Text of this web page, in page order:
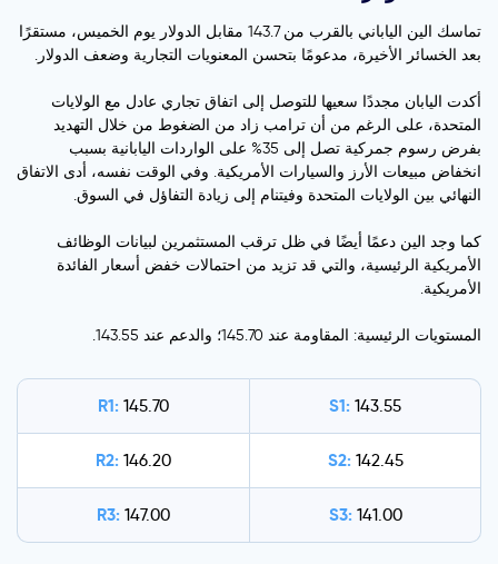
تماسك الين الياباني بالقرب من 143.7 مقابل الدولار يوم الخميس، مستقرًا
بعد الخسائر الأخيرة، مدعومًا بتحسن المعنويات التجارية وضعف الدولار.
أكدت اليابان مجددًا سعيها للتوصل إلى اتفاق تجاري عادل مع الولايات
المتحدة، على الرغم من أن ترامب زاد من الضغوط من خلال التهديد
بفرض رسوم جمركية تصل إلى 35% على الواردات اليابانية بسبب
انخفاض مبيعات الأرز والسيارات الأمريكية. وفي الوقت نفسه، أدى الاتفاق
النهائي بين الولايات المتحدة وفيتنام إلى زيادة التفاؤل في السوق.
كما وجد الين دعمًا أيضًا في ظل ترقب المستثمرين لبيانات الوظائف
الأمريكية الرئيسية، والتي قد تزيد من احتمالات خفض أسعار الفائدة
الأمريكية.
المستويات الرئيسية: المقاومة عند 145.70؛ والدعم عند 143.55.
R1: 145.70 S1: 143.55
R2: 146.20 S2: 142.45
R3: 147.00 S3: 141.00